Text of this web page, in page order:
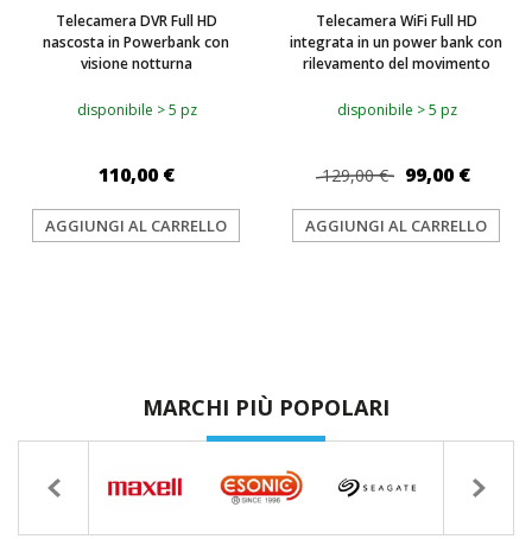
Telecamera DVR Full HD
nascosta in Powerbank con
visione notturna
disponibile > 5 pz
110,00 €
AGGIUNGI AL CARRELLO
Telecamera WiFi Full HD
integrata in un power bank con
rilevamento del movimento
disponibile > 5 pz
129,00 € 99,00 €
AGGIUNGI AL CARRELLO
MARCHI PIÙ POPOLARI